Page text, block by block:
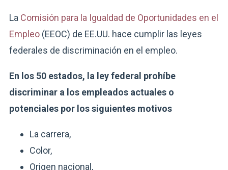
La Comisión para la Igualdad de Oportunidades en el
Empleo(EEOC) de EE.UU. hace cumplir las leyes
federales de discriminación en el empleo.
En los 50 estados, la ley federal prohíbe
discriminar a los empleados actuales o
potenciales por los siguientes motivos
La carrera,
Color,
Origen nacional,